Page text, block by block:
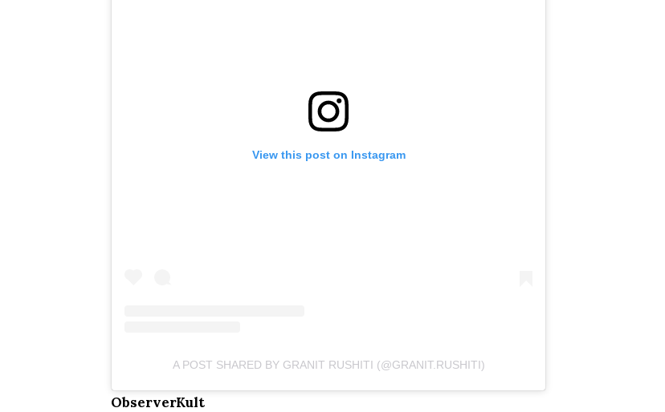
View this post on Instagram
A POST SHARED BY GRANIT RUSHITI (@GRANIT.RUSHITI)
ObserverKult